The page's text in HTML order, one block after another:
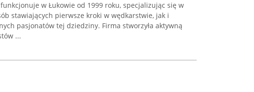
w Łukowie od 1999 roku, specjalizując się w
stawiających pierwsze kroki w wędkarstwie, jak i
pasjonatów tej dziedziny. Firma stworzyła aktywną
...